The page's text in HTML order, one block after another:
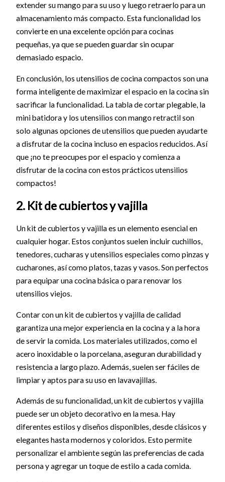
extender su mango para su uso y luego retraerlo para un
almacenamiento más compacto. Esta funcionalidad los
convierte en una excelente opción para cocinas
pequeñas, ya que se pueden guardar sin ocupar
demasiado espacio.
En conclusión, los utensilios de cocina compactos son una
forma inteligente de maximizar el espacio en la cocina sin
sacrificar la funcionalidad. La tabla de cortar plegable, la
mini batidora y los utensilios con mango retractil son
solo algunas opciones de utensilios que pueden ayudarte
a disfrutar de la cocina incluso en espacios reducidos. Así
que ¡no te preocupes por el espacio y comienza a
disfrutar de la cocina con estos prácticos utensilios
compactos!
2. Kit de cubiertos y vajilla
Un kit de cubiertos y vajilla es un elemento esencial en
cualquier hogar. Estos conjuntos suelen incluir cuchillos,
tenedores, cucharas y utensilios especiales como pinzas y
cucharones, así como platos, tazas y vasos. Son perfectos
para equipar una cocina básica o para renovar los
utensilios viejos.
Contar con un kit de cubiertos y vajilla de calidad
garantiza una mejor experiencia en la cocina y a la hora
de servir la comida. Los materiales utilizados, como el
acero inoxidable o la porcelana, aseguran durabilidad y
resistencia a largo plazo. Además, suelen ser fáciles de
limpiar y aptos para su uso en lavavajillas.
Además de su funcionalidad, un kit de cubiertos y vajilla
puede ser un objeto decorativo en la mesa. Hay
diferentes estilos y diseños disponibles, desde clásicos y
elegantes hasta modernos y coloridos. Esto permite
personalizar el ambiente según las preferencias de cada
persona y agregar un toque de estilo a cada comida.